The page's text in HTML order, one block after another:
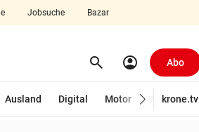
Jobsuche Bazar
search Suchen
account_circle Abo
Ausland Digital Motor Wirtschaft
krone.tv